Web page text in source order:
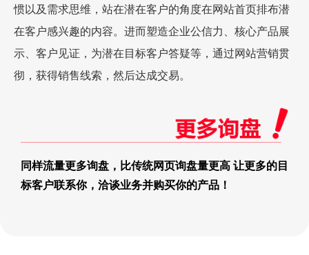
惯以及需求思维，站在潜在客户的角度在网站首页排布潜
在客户感兴趣的内容。进而塑造企业公信力、核心产品展
示、客户见证，为潜在目标客户答疑等，通过网站营销贯
彻，获得销售线索，然后达成交易。
同样流量更多询盘，比传统网页询盘量更高 让更多的目
标客户联系你，洽谈业务并购买你的产品！